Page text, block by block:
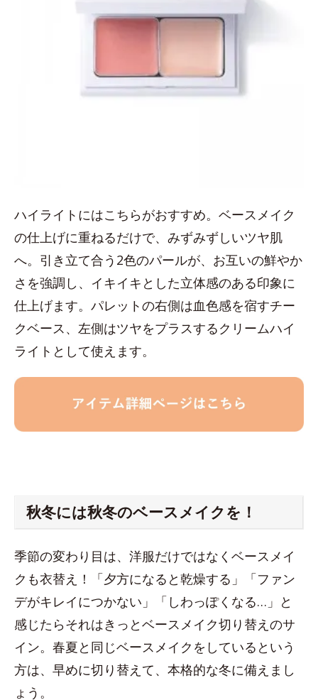
ハイライトにはこちらがおすすめ。ベースメイク
の仕上げに重ねるだけで、みずみずしいツヤ肌
へ。引き立て合う2色のパールが、お互いの鮮やか
さを強調し、イキイキとした立体感のある印象に
仕上げます。パレットの右側は血色感を宿すチー
クベース、左側はツヤをプラスするクリームハイ
ライトとして使えます。
秋冬には秋冬のベースメイクを！
季節の変わり目は、洋服だけではなくベースメイ
クも衣替え！「夕方になると乾燥する」「ファン
デがキレイにつかない」「しわっぽくなる…」と
感じたらそれはきっとベースメイク切り替えのサ
イン。春夏と同じベースメイクをしているという
方は、早めに切り替えて、本格的な冬に備えまし
ょう。